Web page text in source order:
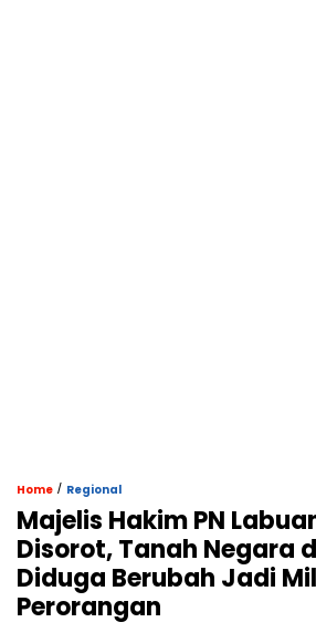
Home / Regional
Majelis Hakim PN
Disorot, Tanah Negara
Diduga Berubah Jadi
Perorangan